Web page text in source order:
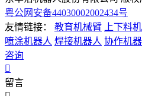
粤公网安备44030002002434号
友情链接：
教育机械臂 上下料
喷涂机器人 焊接机器人 协作机
咨询
留言